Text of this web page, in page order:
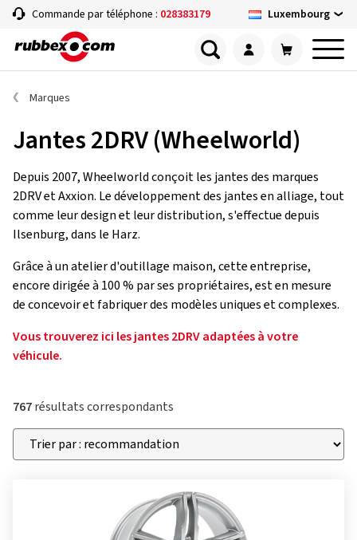
Commande par téléphone : 028383179 Luxembourg
Marques
Jantes 2DRV (Wheelworld)
Depuis 2007, Wheelworld conçoit les jantes des marques
2DRV et Axxion. Le développement des jantes en alliage, tout
comme leur design et leur distribution, s'effectue depuis
Ilsenburg, dans le Harz.
Grâce à un atelier d'outillage maison, cette entreprise,
encore dirigée à 100 % par ses propriétaires, est en mesure
de concevoir et fabriquer des modèles uniques et complexes.
Vous trouverez ici les jantes 2DRV adaptées à votre
véhicule.
767résultats correspondants